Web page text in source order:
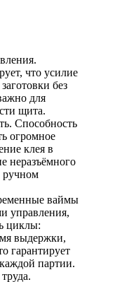
что усилие
без
для
щита.
Способность
огромное
клея в
неразъёмного
ручном
ваймы
управления,
циклы:
выдержки,
гарантирует
партии.